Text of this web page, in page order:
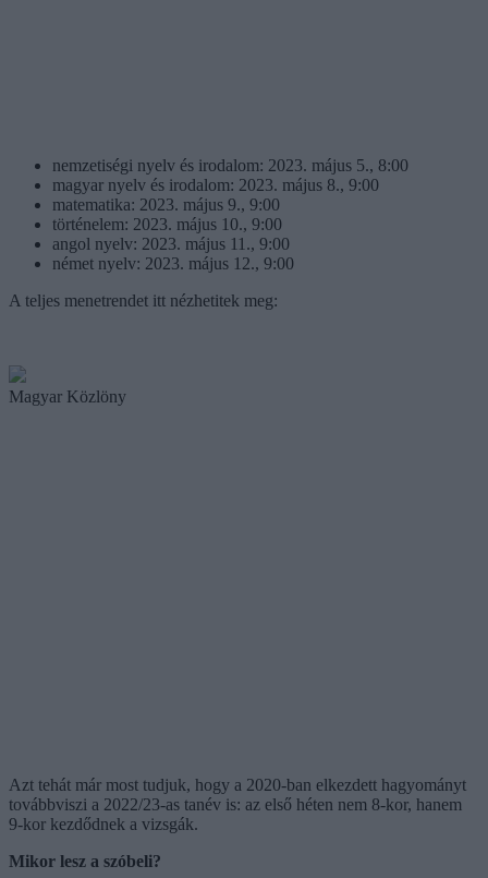
nemzetiségi nyelv és irodalom: 2023. május 5., 8:00
magyar nyelv és irodalom: 2023. május 8., 9:00
matematika: 2023. május 9., 9:00
történelem: 2023. május 10., 9:00
angol nyelv: 2023. május 11., 9:00
német nyelv: 2023. május 12., 9:00
A teljes menetrendet itt nézhetitek meg:
Magyar Közlöny
Azt tehát már most tudjuk, hogy a 2020-ban elkezdett hagyományt
továbbviszi a 2022/23-as tanév is: az első héten nem 8-kor, hanem
9-kor kezdődnek a vizsgák.
Mikor lesz a szóbeli?